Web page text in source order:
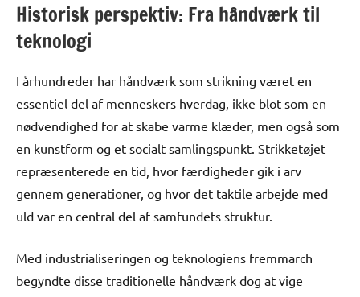
Historisk perspektiv: Fra håndværk til
teknologi
I århundreder har håndværk som strikning været en
essentiel del af menneskers hverdag, ikke blot som en
nødvendighed for at skabe varme klæder, men også som
en kunstform og et socialt samlingspunkt. Strikketøjet
repræsenterede en tid, hvor færdigheder gik i arv
gennem generationer, og hvor det taktile arbejde med
uld var en central del af samfundets struktur.
Med industrialiseringen og teknologiens fremmarch
begyndte disse traditionelle håndværk dog at vige